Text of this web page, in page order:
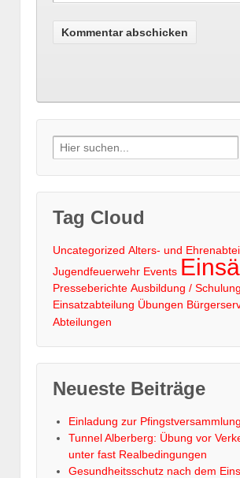
Search
for:
Tag Cloud
Uncategorized Alters- und
Jugendfeuerwehr Events
Presseberichte Ausbildung / Schulung
Einsatzabteilung Übungen
Abteilungen
Neueste Beiträge
Einladung zur
Tunnel Alberberg: Übung vor
unter fast Realbedingungen
Gesundheitsschutz nach dem